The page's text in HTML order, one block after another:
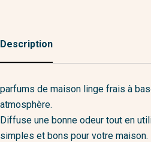
Description
parfums de maison linge frais à
atmosphère.
Diffuse une bonne odeur tout en
simples et bons pour votre maison.